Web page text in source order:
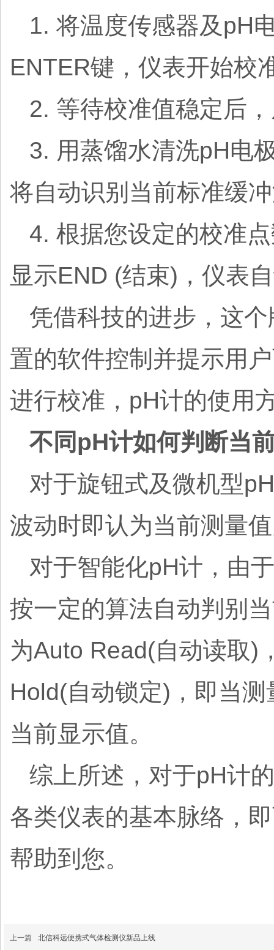
1. 将温度传感器及pH
ENTER键，仪表开始校
2. 等待校准值稳定后
3. 用蒸馏水清洗pH电
将自动识别当前标准缓
4. 根据您设定的校准
显示END (结束)，仪表
凭借科技的进步，这
置的软件控制并提示用
进行校准，pH计的使用
不同pH计如何判断当
对于旋钮式及微机型
波动时即认为当前测量
对于智能化pH计，由
按一定的算法自动判别
为Auto Read(自动读取)
Hold(自动锁定)，即当
当前显示值。
综上所述，对于pH计
各类仪表的基本脉络，
帮助到您。
上一篇 北信科远便携式气体检测仪新品上线